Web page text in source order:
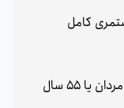
از مستمری کامل
با 20 سال سابقه و سن 60 سال برای مردان یا 55 سال